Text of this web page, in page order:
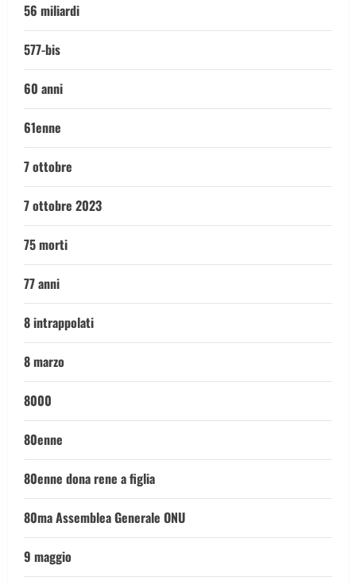
56 miliardi
577-bis
60 anni
61enne
7 ottobre
7 ottobre 2023
75 morti
77 anni
8 intrappolati
8 marzo
8000
80enne
80enne dona rene a figlia
80ma Assemblea Generale ONU
9 maggio